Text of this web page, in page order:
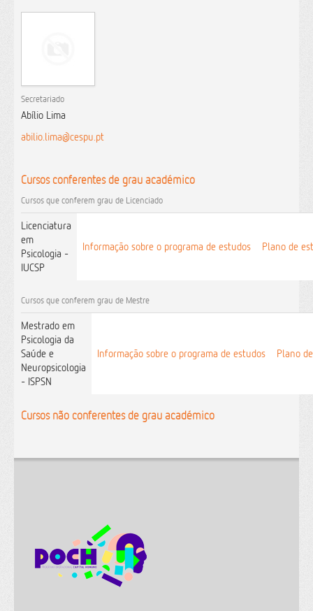
Secretariado
Abílio Lima
abilio.lima@cespu.pt
Cursos conferentes de grau académico
Cursos que conferem grau de Licenciado
Licenciatura
em
Psicologia -
IUCSP
Informação sobre o programa de estudos Plano de
Cursos que conferem grau de Mestre
Mestrado em
Psicologia da
Saúde e
Neuropsicologia
- ISPSN
Informação sobre o programa de estudos Plano
Cursos não conferentes de grau académico